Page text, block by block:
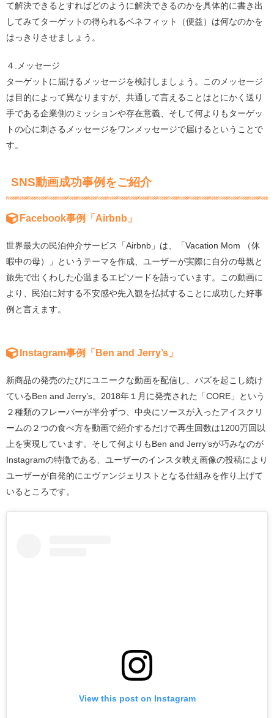
て解決できるとすればどのように解決できるのかを具体的に書き出
してみてターゲットの得られるベネフィット（便益）は何なのかを
はっきりさせましょう。
４.メッセージ
ターゲットに届けるメッセージを検討しましょう。このメッセージ
は目的によって異なりますが、共通して言えることはとにかく送り
手である企業側のミッションや存在意義、そして何よりもターゲッ
トの心に刺さるメッセージをワンメッセージで届けるということで
す。
SNS動画成功事例をご紹介
Facebook事例「Airbnb」
世界最大の民泊仲介サービス「Airbnb」は、「Vacation Mom （休
暇中の母）」というテーマを作成、ユーザーが実際に自分の母親と
旅先で出くわした心温まるエピソードを語っています。この動画に
より、民泊に対する不安感や先入観を払拭することに成功した好事
例と言えます。
Instagram事例「Ben and Jerry’s」
新商品の発売のたびにユニークな動画を配信し、バズを起こし続け
ているBen and Jerry’s。2018年１月に発売された「CORE」という
２種類のフレーバーが半分ずつ、中央にソースが入ったアイスクリ
ームの２つの食べ方を動画で紹介するだけで再生回数は1200万回以
上を実現しています。そして何よりもBen and Jerry’sが巧みなのが
Instagramの特徴である、ユーザーのインスタ映え画像の投稿により
ユーザーが自発的にエヴァンジェリストとなる仕組みを作り上げて
いるところです。
View this post on Instagram